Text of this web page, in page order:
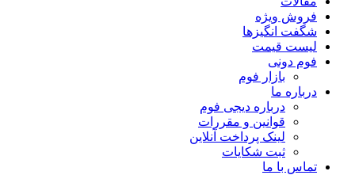
فروش ویژه
شگفت انگیزها
لیست قیمت
فوم دونی
بازار فوم
درباره ما
درباره دیجی فوم
قوانین و مقررات
لینک پرداخت آنلاین
ثبت شکایات
تماس با ما